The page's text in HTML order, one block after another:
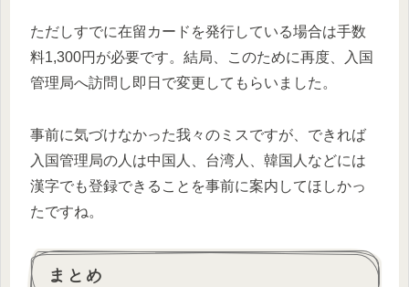
ただしすでに在留カードを発行している場合は手数
料1,300円が必要です。結局、このために再度、入国
管理局へ訪問し即日で変更してもらいました。
事前に気づけなかった我々のミスですが、できれば
入国管理局の人は中国人、台湾人、韓国人などには
漢字でも登録できることを事前に案内してほしかっ
たですね。
まとめ